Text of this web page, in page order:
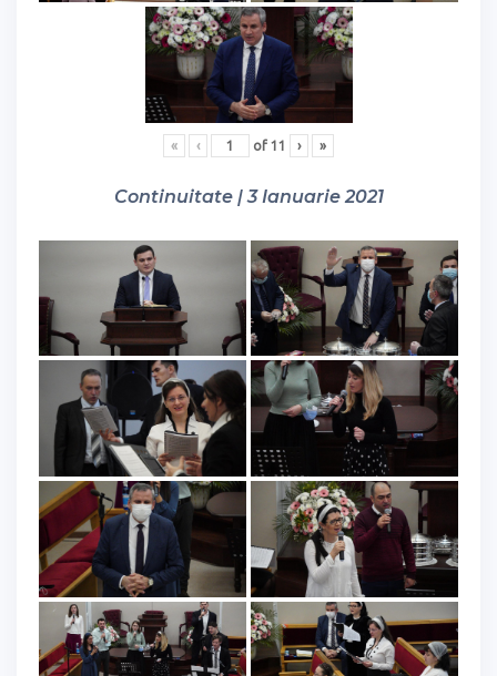
« ‹ of 11 › »
Continuitate | 3 Ianuarie 2021